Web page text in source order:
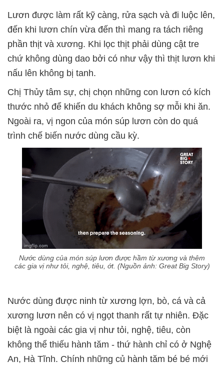
Lươn được làm rất kỹ càng, rửa sạch và đi luộc lên,
đến khi lươn chín vừa đến thì mang ra tách riêng
phần thịt và xương. Khi lọc thịt phải dùng cật tre
chứ không dùng dao bởi có như vậy thì thịt lươn khi
nấu lên không bị tanh.
Chị Thủy tâm sự, chị chọn những con lươn có kích
thước nhỏ để khiến du khách không sợ mỗi khi ăn.
Ngoài ra, vị ngon của món súp lươn còn do quá
trình chế biến nước dùng cầu kỳ.
Nước dùng của món súp lươn được hầm từ xương và thêm
các gia vị như tỏi, nghệ, tiêu, ớt. (Nguồn ảnh: Great Big Story)
Nước dùng được ninh từ xương lợn, bò, cá và cả
xương lươn nên có vị ngọt thanh rất tự nhiên. Đặc
biệt là ngoài các gia vị như tỏi, nghệ, tiêu, còn
không thể thiếu hành tăm - thứ hành chỉ có ở Nghệ
An, Hà Tĩnh. Chính những củ hành tăm bé bé mới